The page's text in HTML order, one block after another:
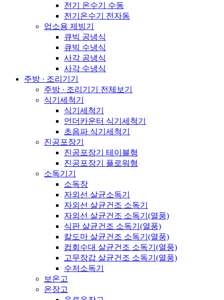
전기 온수기 수동
전기온수기 전자동
업소용 제빙기
큐빅 공냉식
큐빅 수냉식
사각 공냉식
사각 수냉식
주방 · 조리기기
주방 · 조리기기 전체보기
식기세척기
식기세척기
언더카운터 식기세척기
초음파 식기세척기
진공포장기
진공포장기 테이블형
진공포장기 플로워형
소독기기
소독장
자외선 살균소독기
자외선 살균건조 소독기
자외선 살균건조 소독기(열풍)
식판 살균건조 소독기(열풍)
칼도마 살균건조 소독기(열풍)
컵회수대 살균건조 소독기(열풍)
고무장갑 살균건조 소독기(열풍)
수저소독기
보온고
온장고